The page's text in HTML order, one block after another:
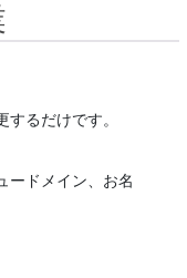
るだけです。
ードメイン、お名